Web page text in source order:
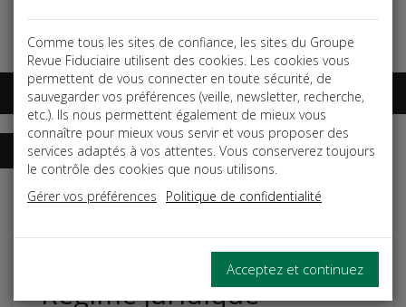
Espace abonnés
Accueil Guides Guide des associations
Régime juridique
Comme tous les sites de confiance, les sites du Groupe
Revue Fiduciaire utilisent des cookies. Les cookies vous
permettent de vous connecter en toute sécurité, de
sauvegarder vos préférences (veille, newsletter, recherche,
etc.). Ils nous permettent également de mieux vous
connaître pour mieux vous servir et vous proposer des
services adaptés à vos attentes. Vous conserverez toujours
le contrôle des cookies que nous utilisons.
Gérer vos préférences
Politique de confidentialité
Acceptez et continuez